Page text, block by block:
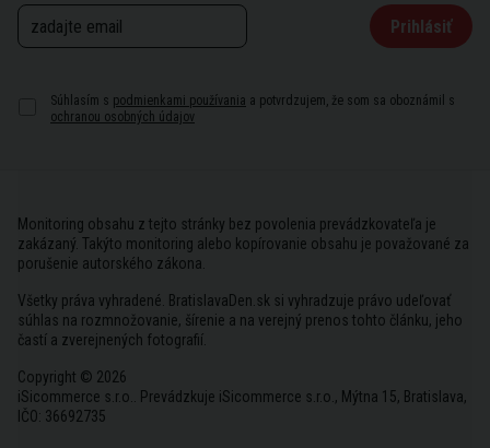
Prihlásiť
Súhlasím s podmienkami používania a potvrdzujem, že som sa oboznámil s
ochranou osobných údajov
Monitoring obsahu z tejto stránky bez povolenia prevádzkovateľa je
zakázaný. Takýto monitoring alebo kopírovanie obsahu je považované za
porušenie autorského zákona.
Všetky práva vyhradené. BratislavaDen.sk si vyhradzuje právo udeľovať
súhlas na rozmnožovanie, šírenie a na verejný prenos tohto článku, jeho
častí a zverejnených fotografií.
Copyright © 2026
iSicommerce s.r.o.. Prevádzkuje iSicommerce s.r.o., Mýtna 15, Bratislava,
IČO: 36692735